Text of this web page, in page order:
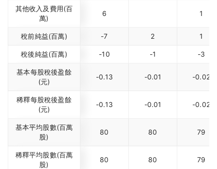
其他收入及費用(百
萬)
6 1
稅前純益(百萬) -7 2 1
稅後純益(百萬) -10 -1 -3
基本每股稅後盈餘
(元)
-0.13 -0.01 -0.02
稀釋每股稅後盈餘
(元)
-0.13 -0.01 -0.02
基本平均股數(百萬
股)
80 80 79
稀釋平均股數(百萬
股)
80 80 79